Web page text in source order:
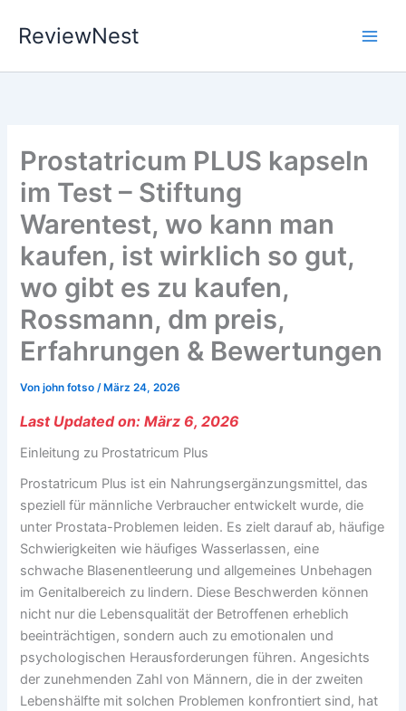
InhaltReviewNest
Prostatricum PLUS kapseln
im Test – Stiftung
Warentest, wo kann man
kaufen, ist wirklich so gut,
wo gibt es zu kaufen,
Rossmann, dm preis,
Erfahrungen & Bewertungen
Vonjohn fotso/ März 24, 2026
Last Updated on: März 6, 2026
Einleitung zu Prostatricum Plus
Prostatricum Plus ist ein Nahrungsergänzungsmittel, das
speziell für männliche Verbraucher entwickelt wurde, die
unter Prostata-Problemen leiden. Es zielt darauf ab, häufige
Schwierigkeiten wie häufiges Wasserlassen, eine
schwache Blasenentleerung und allgemeines Unbehagen
im Genitalbereich zu lindern. Diese Beschwerden können
nicht nur die Lebensqualität der Betroffenen erheblich
beeinträchtigen, sondern auch zu emotionalen und
psychologischen Herausforderungen führen. Angesichts
der zunehmenden Zahl von Männern, die in der zweiten
Lebenshälfte mit solchen Problemen konfrontiert sind, hat